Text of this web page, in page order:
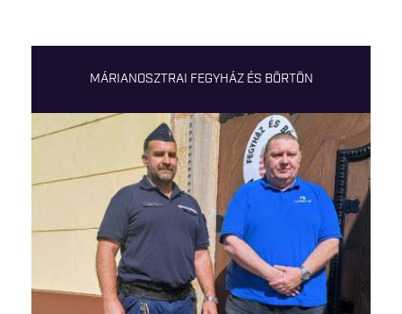
MÁRIANOSZTRAI FEGYHÁZ ÉS BÖRTÖN